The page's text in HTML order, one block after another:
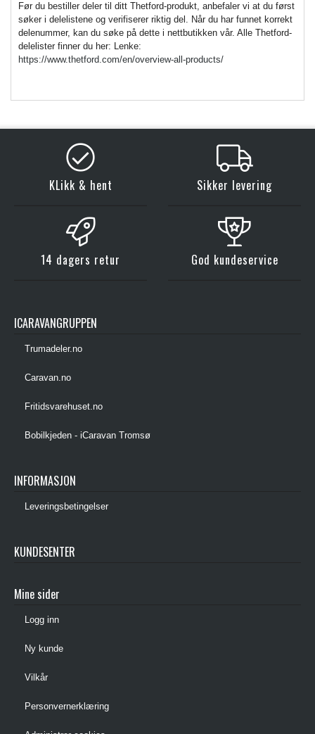
Før du bestiller deler til ditt Thetford-produkt, anbefaler vi at du først
søker i delelistene og verifiserer riktig del. Når du har funnet korrekt
delenummer, kan du søke på dette i nettbutikken vår. Alle Thetford-
delelister finner du her: Lenke:
https://www.thetford.com/en/overview-all-products/
KLikk & hent Sikker levering
14 dagers retur God kundeservice
ICARAVANGRUPPEN
Trumadeler.no
Caravan.no
Fritidsvarehuset.no
Bobilkjeden - iCaravan Tromsø
INFORMASJON
Leveringsbetingelser
KUNDESENTER
Mine sider
Logg inn
Ny kunde
Vilkår
Personvernerklæring